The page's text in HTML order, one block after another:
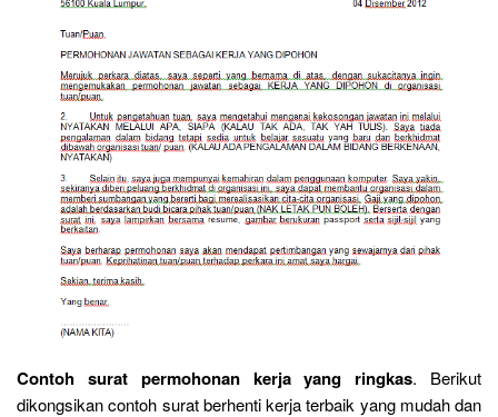
Contoh surat permohonan kerja yang ringkas. Berikut
dikongsikan contoh surat berhenti kerja terbaik yang mudah dan